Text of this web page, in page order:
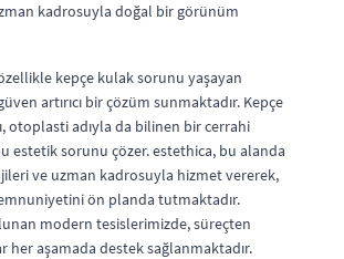
kadrosuyla doğal bir görünüm
kepçe kulak sorunu yaşayan
artırıcı bir çözüm sunmaktadır. Kepçe
otoplasti adıyla da bilinen bir cerrahi
estetik sorunu çözer. estethica, bu alanda
ve uzman kadrosuyla hizmet vererek,
ön planda tutmaktadır.
modern tesislerimizde, süreçten
her aşamada destek sağlanmaktadır.